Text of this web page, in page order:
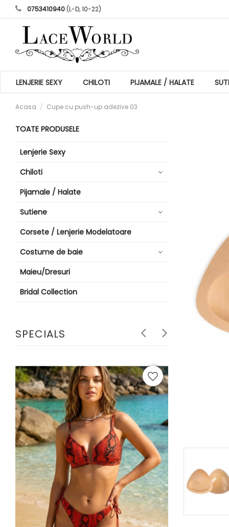
0753410940(L-D, 10-22)
LENJERIE SEXY CHILOTI PIJAMALE / HALATE
Acasa Cupe cu push-up adezive 03
TOATE PRODUSELE
Lenjerie Sexy
Chiloti
Pijamale / Halate
Sutiene
Corsete / Lenjerie Modelatoare
Costume de baie
Maieu/Dresuri
Bridal Collection
SPECIALS
favorite_border